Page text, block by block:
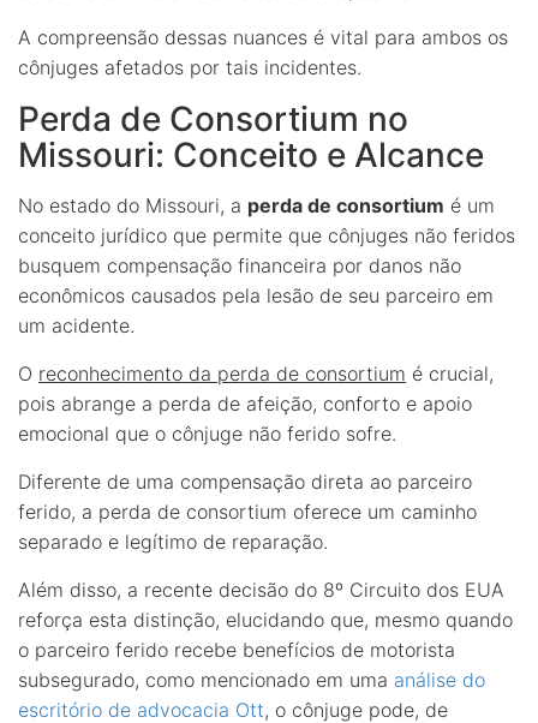
A compreensão dessas nuances é vital para ambos os
cônjuges afetados por tais incidentes.
Perda de Consortium no
Missouri: Conceito e Alcance
No estado do Missouri, a perda de consortium é um
conceito jurídico que permite que cônjuges não feridos
busquem compensação financeira por danos não
econômicos causados pela lesão de seu parceiro em
um acidente.
O reconhecimento da perda de consortium é crucial,
pois abrange a perda de afeição, conforto e apoio
emocional que o cônjuge não ferido sofre.
Diferente de uma compensação direta ao parceiro
ferido, a perda de consortium oferece um caminho
separado e legítimo de reparação.
Além disso, a recente decisão do 8º Circuito dos EUA
reforça esta distinção, elucidando que, mesmo quando
o parceiro ferido recebe benefícios de motorista
subsegurado, como mencionado em uma análise do
escritório de advocacia Ott, o cônjuge pode, de